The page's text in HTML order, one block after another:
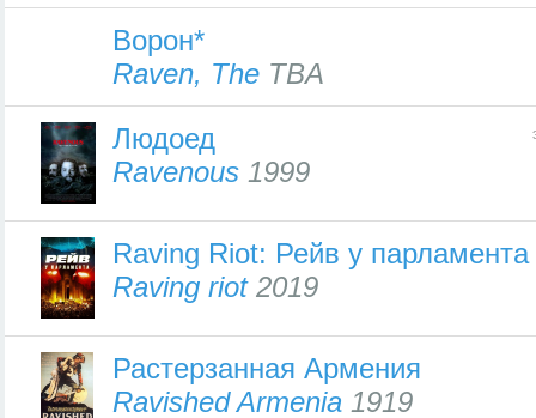
Ворон*
Raven, The TBA
Людоед
Ravenous 1999
Raving Riot: Рейв у парламента
Raving riot2019
Растерзанная Армения
Ravished Armenia 1919